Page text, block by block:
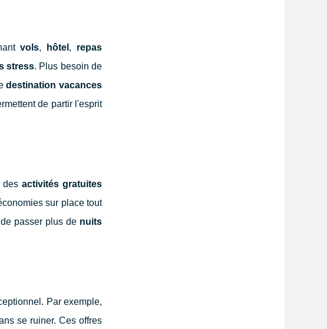
vols, hôtel , repas
stress. Plus besoin de
destination vacances
de partir l'esprit
des activités gratuites
sur place tout
passer plus de nuits
Par exemple,
se ruiner. Ces offres